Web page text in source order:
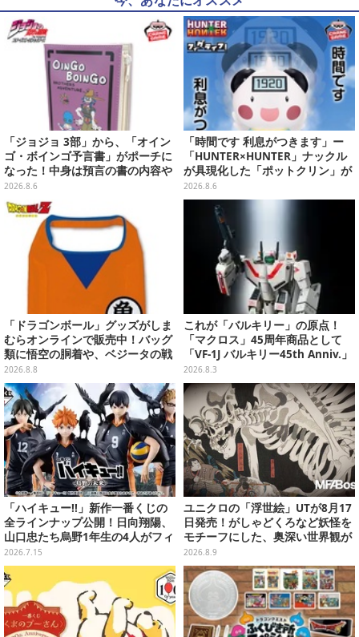
「ジョジョ 3部」から、「オイン
ゴ・ボインゴ予言書」がポーチに
なった！中身は預言の書の内容や
アニメ総柄デザインをプリント
2026.8.6
「時間です 利息がつきます」ー
「HUNTER×HUNTER」ナックル
が具現化した「ポットクリン」が
貯金箱としてプライズ展開
2026.8.6
「ドラゴンボール」グッズがしま
むらオンラインで販売中！バッグ
類に悟空の胴着や、ベジータの戦
闘服を大胆デザイン
2026.8.8
これが「バルキリー」の原点！
「マクロス」45周年商品として
「VF-1J バルキリー45th Anniv.」
が予約開始
2026.8.3
「ハイキュー!!」新作一番くじの
全ラインナップ公開！日向翔陽、
山口忠たち烏野1年生の4人がフィ
ギュアで集合
2026.7.15
ユニクロの「浮世絵」UTが8月17
日発売！がしゃどくろなど妖怪を
モチーフにした、奥深い世界観が
最高にオシャレ
2026.8.9